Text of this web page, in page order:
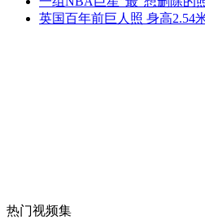
女儿吃"鳕鱼"拉出油 马伊琍
英国百年前巨人照 身高2.54
热门视频集